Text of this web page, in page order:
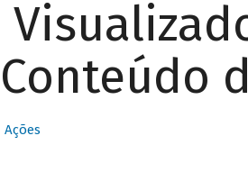
Conteúdo
Ações